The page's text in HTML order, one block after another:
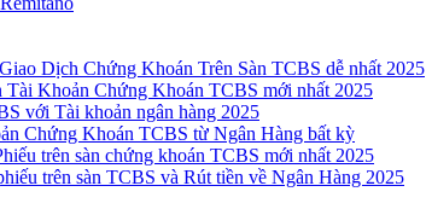
Dịch Chứng Khoán Trên Sàn TCBS dễ nhất 2025
Khoản Chứng Khoán TCBS mới nhất 2025
với Tài khoản ngân hàng 2025
Chứng Khoán TCBS từ Ngân Hàng bất kỳ
trên sàn chứng khoán TCBS mới nhất 2025
trên sàn TCBS và Rút tiền về Ngân Hàng 2025